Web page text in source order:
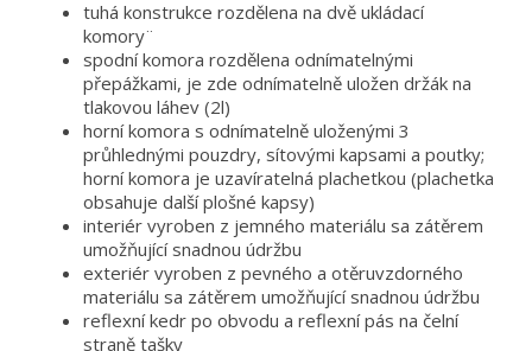
tuhá konstrukce rozdělena na dvě ukládací
komory¨
spodní komora rozdělena odnímatelnými
přepážkami, je zde odnímatelně uložen držák na
tlakovou láhev (2l)
horní komora s odnímatelně uloženými 3
průhlednými pouzdry, sítovými kapsami a poutky;
horní komora je uzavíratelná plachetkou (plachetka
obsahuje další plošné kapsy)
interiér vyroben z jemného materiálu sa zátěrem
umožňující snadnou údržbu
exteriér vyroben z pevného a otěruvzdorného
materiálu sa zátěrem umožňující snadnou údržbu
reflexní kedr po obvodu a reflexní pás na čelní
straně tašky